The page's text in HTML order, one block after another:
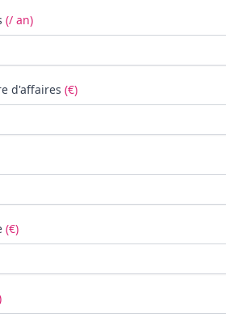
(/ an)
d'affaires (€)
(€)